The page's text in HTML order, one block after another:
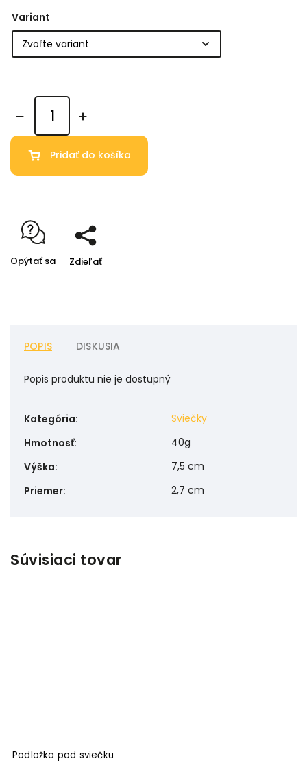
Variant
Pridať do košíka
Opýtať sa Zdieľať
POPIS DISKUSIA
Popis produktu nie je dostupný
Kategória:
Sviečky
Hmotnosť:
40g
Výška:
7,5 cm
Priemer: 2,7 cm
Súvisiaci tovar
Podložka pod sviečku